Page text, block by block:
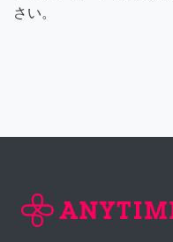
さい。